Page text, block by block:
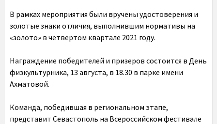
В рамках мероприятия были вручены удостоверения и
золотые знаки отличия, выполнившим нормативы на
«золото» в четвертом квартале 2021 году.
Награждение победителей и призеров состоится в День
физкультурника, 13 августа, в 18.30 в парке имени
Ахматовой.
Команда, победившая в региональном этапе,
представит Севастополь на Всероссийском фестивале